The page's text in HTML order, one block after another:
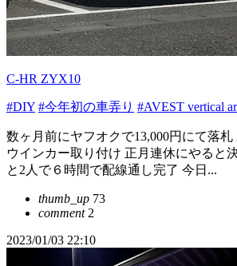
C-HR ZYX10
#DIY #今年初の車弄り #AVEST vertical
数ヶ月前にヤフオクで13,000円にて落
ウインカー取り付け 正月連休にやると
と2人で６時間で配線通し完了 今日...
thumb_up 73
comment2
2023/01/03 22:10